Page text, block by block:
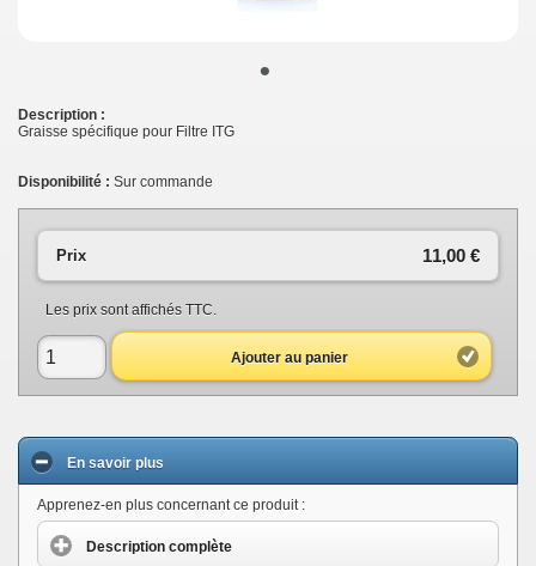
•
Description :
Graisse spécifique pour Filtre ITG
Disponibilité : Sur commande
11,00 €
Prix
Les prix sont affichés TTC.
Ajouter au panier
En savoir plus
Apprenez-en plus concernant ce produit :
Description complète